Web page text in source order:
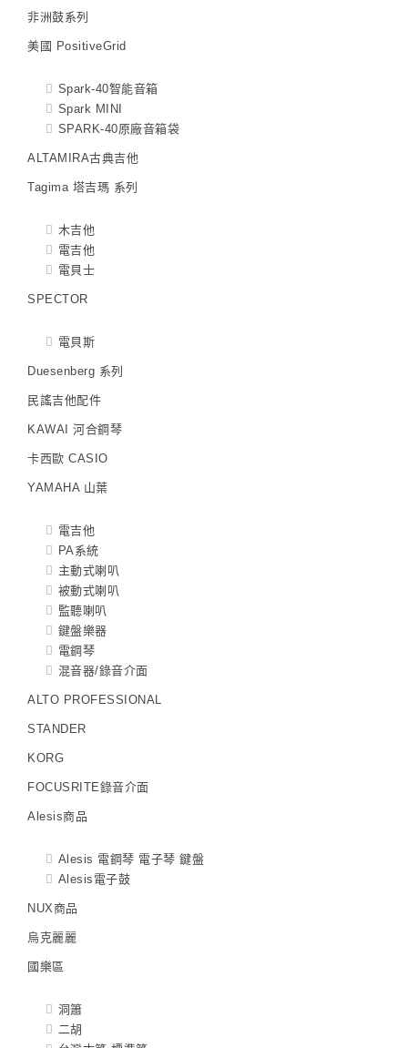
非洲鼓系列
美國 PositiveGrid
Spark-40智能音箱
Spark MINI
SPARK-40原廠音箱袋
ALTAMIRA古典吉他
Tagima 塔吉瑪 系列
木吉他
電吉他
電貝士
SPECTOR
電貝斯
Duesenberg 系列
民謠吉他配件
KAWAI 河合鋼琴
卡西歐 CASIO
YAMAHA 山葉
電吉他
PA系統
主動式喇叭
被動式喇叭
監聽喇叭
鍵盤樂器
電鋼琴
混音器/錄音介面
ALTO PROFESSIONAL
STANDER
KORG
FOCUSRITE錄音介面
Alesis商品
Alesis 電鋼琴 電子琴 鍵盤
Alesis電子鼓
NUX商品
烏克麗麗
國樂區
洞簫
二胡